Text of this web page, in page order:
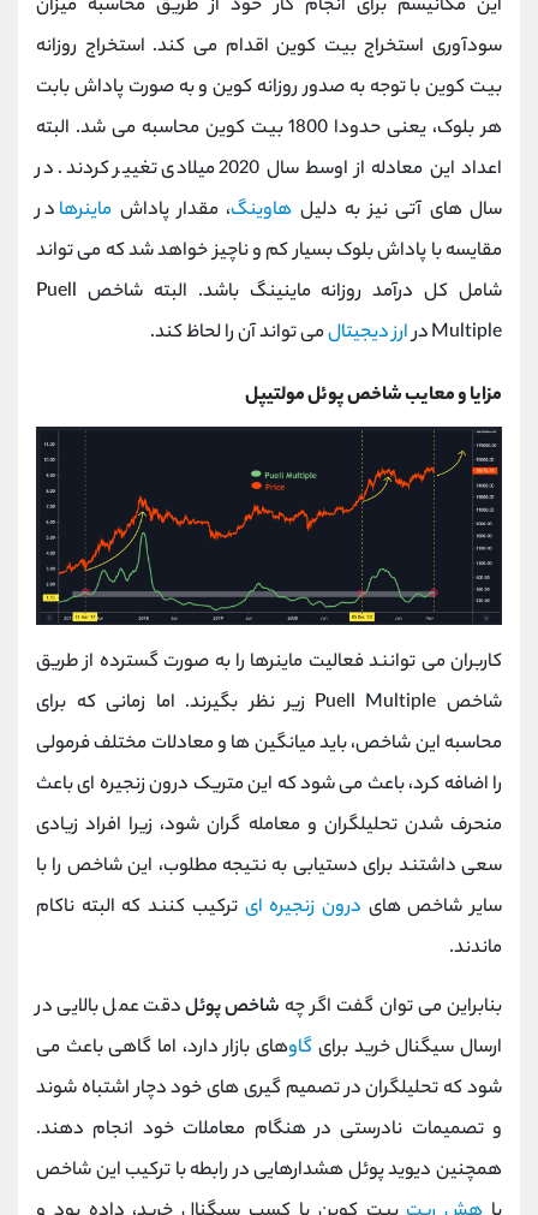
این مکانیسم برای انجام کار خود از طریق محاسبه میزان
سودآوری استخراج بیت کوین اقدام می کند. استخراج روزانه
بیت کوین با توجه به صدور روزانه کوین و به صورت پاداش بابت
هر بلوک، یعنی حدودا 1800 بیت کوین محاسبه می شد. البته
اعداد این معادله از اوسط سال 2020 میلادی تغییر کردند. در
سال های آتی نیز به دلیل هاوینگ، مقدار پاداش ماینرها در
مقایسه با پاداش بلوک بسیار کم و ناچیز خواهد شد که می تواند
شامل کل درآمد روزانه ماینینگ باشد. البته شاخص Puell
Multiple در
ارز دیجیتالمی تواند آن را لحاظ کند.
مزایا و معایب شاخص پوئل مولتیپل
کاربران می توانند فعالیت ماینرها را به صورت گسترده از طریق
شاخص Puell Multiple زیر نظر بگیرند. اما زمانی که برای
محاسبه این شاخص، باید میانگین ها و معادلات مختلف فرمولی
را اضافه کرد، باعث می شود که این متریک درون زنجیره ای باعث
منحرف شدن تحلیلگران و معامله گران شود، زیرا افراد زیادی
سعی داشتند برای دستیابی به نتیجه مطلوب، این شاخص را با
سایر شاخص های درون زنجیره ای ترکیب کنند که البته ناکام
ماندند.
بنابراین می توان گفت اگر چه شاخص پوئلدقت عمل بالایی در
ارسال سیگنال خرید برای گاوهای بازار دارد، اما گاهی باعث می
شود که تحلیلگران در تصمیم گیری های خود دچار اشتباه شوند
و تصمیمات نادرستی در هنگام معاملات خود انجام دهند.
همچنین دیوید پوئل هشدارهایی در رابطه با ترکیب این شاخص